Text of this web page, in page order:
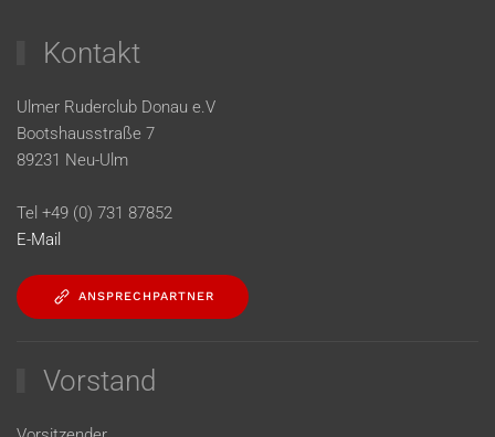
Kontakt
Ulmer Ruderclub Donau e.V
Bootshausstraße 7
89231 Neu-Ulm
Tel +49 (0) 731 87852
E-Mail
ANSPRECHPARTNER
Vorstand